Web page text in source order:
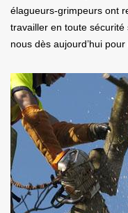
élagueurs-grimpeurs ont
travailler en toute
nous dès aujourd’hui